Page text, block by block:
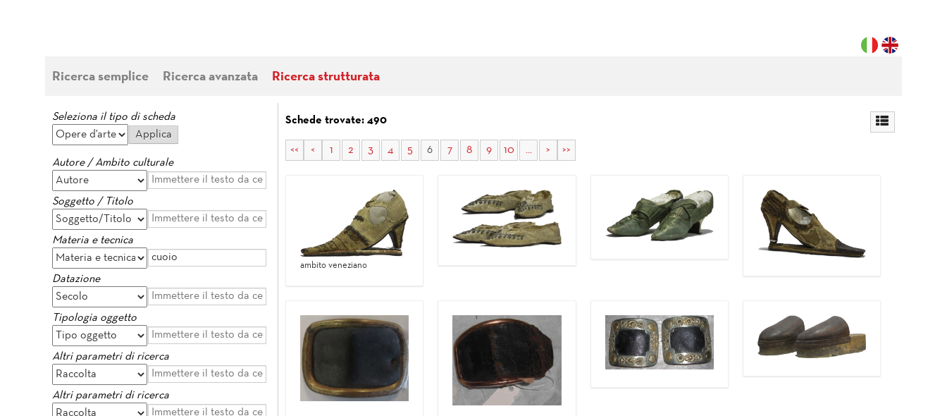
Ricerca semplice Ricerca avanzata Ricerca strutturata
Seleziona il tipo di scheda
Autore / Ambito culturale
Soggetto / Titolo
Materia e tecnica
Datazione
Tipologia oggetto
Altri parametri di ricerca
Altri parametri di ricerca
Schede trovate: 490
<< < 1 2 3 4 5 6 7 8 9 10 ... > >>
ambito veneziano